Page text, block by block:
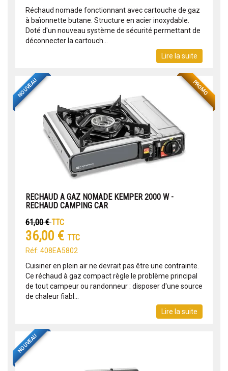
Réchaud nomade fonctionnant avec cartouche de gaz
à baïonnette butane. Structure en acier inoxydable.
Doté d'un nouveau système de sécurité permettant de
déconnecter la cartouch...
Lire la suite
PROMO
NOUVEAU
RECHAUD A GAZ NOMADE KEMPER 2000 W -
RECHAUD CAMPING CAR
61,00 €TTC
36,00 € TTC
Réf: 408EA5802
Cuisiner en plein air ne devrait pas être une contrainte.
Ce réchaud à gaz compact règle le problème principal
de tout campeur ou randonneur : disposer d'une source
de chaleur fiabl...
Lire la suite
NOUVEAU